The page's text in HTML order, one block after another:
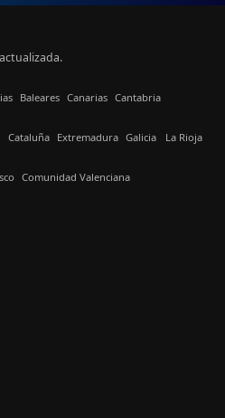
Baleares Canarias Cantabria
Cataluña Extremadura Galicia La Rioja
Comunidad Valenciana